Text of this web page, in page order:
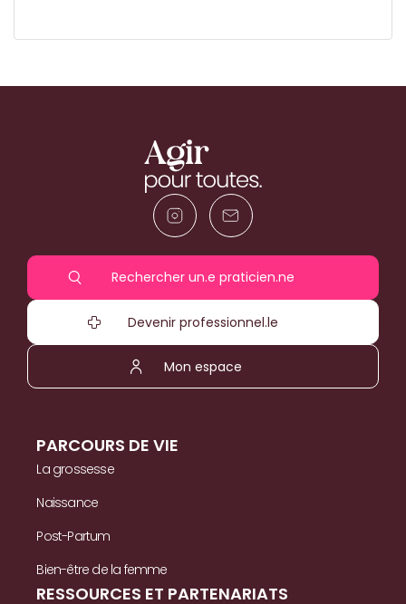
Rechercher un.e praticien.ne
Devenir professionnel.le
Mon espace
PARCOURS DE VIE
La grossesse
Naissance
Post-Partum
Bien-être de la femme
RESSOURCES ET PARTENARIATS